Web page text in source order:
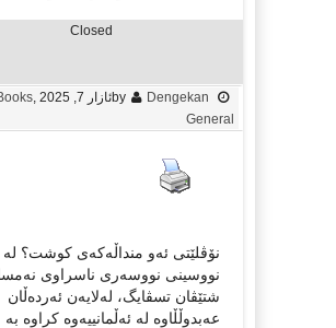
Closed
by Dengekan ئازار 7, 2025
General
نۆڤلێتی ئەو منداڵەکەی کوشت؟ لە
نووسینی نووسەری ناسراوی
شتێڤان تسڤایگ، لەلایەن ئەردەڵان
عەبدوڵڵاوە لە ئەڵمانییەوە کراوە بە